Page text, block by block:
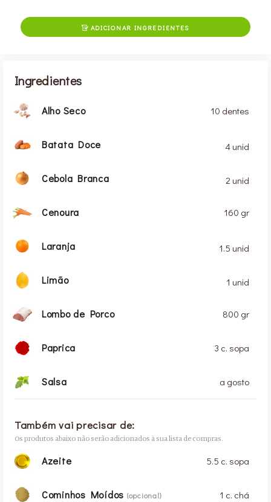
ADICIONAR INGREDIENTES
Ingredientes
Alho Seco 10 dentes
Batata Doce 4 unid
Cebola Branca 2 unid
Cenoura 160 gr
Laranja 1.5 unid
Limão 1 unid
Lombo de Porco 800 gr
Paprica 3 c. sopa
Salsa a gosto
Também vai precisar de:
Os produtos abaixo não serão adicionados à sua lista de compras.
Azeite 5.5 c. sopa
Cominhos Moídos (opcional) 1 c. chá